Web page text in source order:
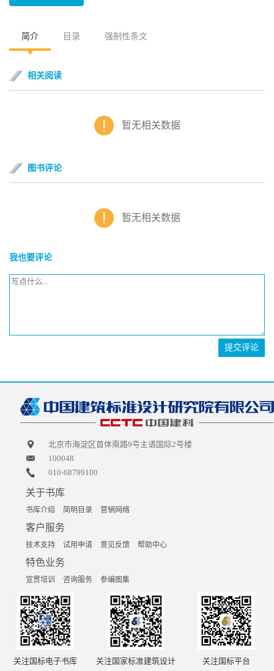
简介 目录 强制性条文
相关阅读
暂无相关数据
图书评论
暂无相关数据
我也要评论
提交评论
北京市海淀区首体南路9号主语国际2号楼
100048
010-68799100
关于书库
书库介绍 简明目录 营销网络
客户服务
技术支持 试用申请 意见反馈 帮助中心
特色业务
宣贯培训 咨询服务 参编图集
关注国标电子书库 关注国家标准建筑设计 关注国标平台